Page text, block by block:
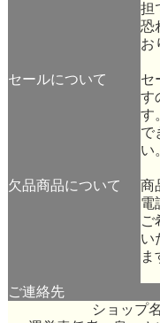
担
恐
お
セールについて
セ
す
す
で
い
欠品商品について
商
電
ご
い
ま
ご連絡先
ショップ